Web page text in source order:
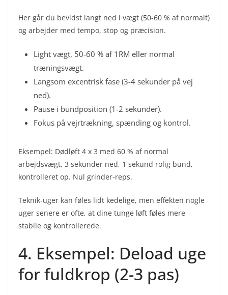
Her går du bevidst langt ned i vægt (50-60 % af normalt)
og arbejder med tempo, stop og præcision.
Light vægt, 50-60 % af 1RM eller normal
træningsvægt.
Langsom excentrisk fase (3-4 sekunder på vej
ned).
Pause i bundposition (1-2 sekunder).
Fokus på vejrtrækning, spænding og kontrol.
Eksempel: Dødløft 4 x 3 med 60 % af normal
arbejdsvægt, 3 sekunder ned, 1 sekund rolig bund,
kontrolleret op. Nul grinder-reps.
Teknik-uger kan føles lidt kedelige, men effekten nogle
uger senere er ofte, at dine tunge løft føles mere
stabile og kontrollerede.
4. Eksempel: Deload uge
for fuldkrop (2-3 pas)